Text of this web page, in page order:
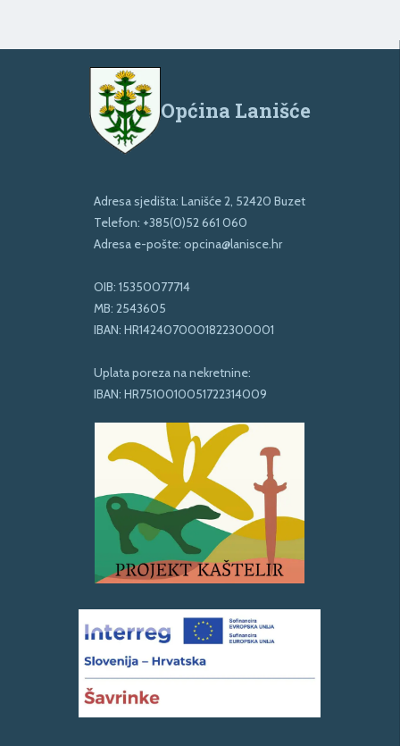
Općina Lanišće
Adresa sjedišta: Lanišće 2, 52420 Buzet
Telefon: +385(0)52 661 060
Adresa e-pošte: opcina@lanisce.hr
OIB: 15350077714
MB: 2543605
IBAN: HR1424070001822300001
Uplata poreza na nekretnine:
IBAN: HR7510010051722314009